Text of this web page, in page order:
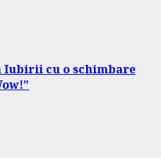
Iubirii cu o schimbare